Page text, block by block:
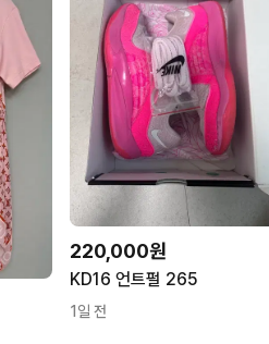
220,000원
KD16 언트펄 265
1일 전